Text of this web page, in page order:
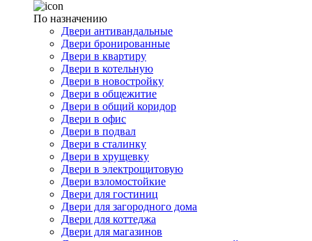
По назначению
Двери антивандальные
Двери бронированные
Двери в квартиру
Двери в котельную
Двери в новостройку
Двери в общежитие
Двери в общий коридор
Двери в офис
Двери в подвал
Двери в сталинку
Двери в хрущевку
Двери в электрощитовую
Двери взломостойкие
Двери для гостиниц
Двери для загородного дома
Двери для коттеджа
Двери для магазинов